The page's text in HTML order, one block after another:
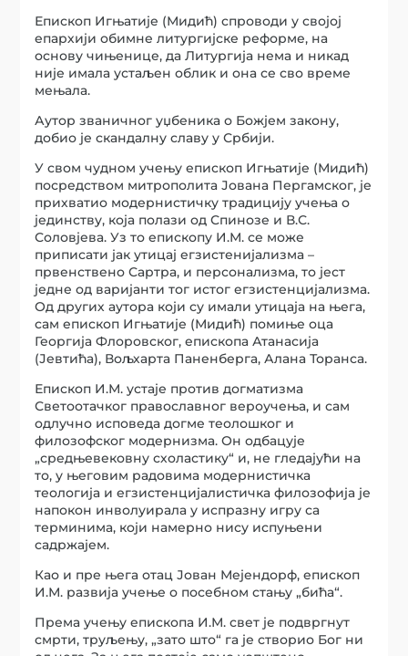
Епископ Игњатије (Мидић) спроводи у својој
епархији обимне литургијске реформе, на
основу чињенице, да Литургија нема и никад
није имала устаљен облик и она се сво време
мењала.
Аутор званичног уџбеника о Божјем закону,
добио је скандалну славу у Србији.
У свом чудном учењу епископ Игњатије (Мидић)
посредством митрополита Јована Пергамског, је
прихватио модернистичку традицију учења о
јединству, која полази од Спинозе и В.С.
Соловјева. Уз то епископу И.М. се може
приписати јак утицај егзистенијализма –
првенствено Сартра, и персонализма, то јест
једне од варијанти тог истог егзистенцијализма.
Од других аутора који су имали утицаја на њега,
сам епископ Игњатије (Мидић) помиње оца
Георгија Флоровског, епископа Атанасија
(Јевтића), Вољхарта Паненберга, Алана Торанса.
Епископ И.М. устаје против догматизма
Светоотачког православног вероучења, и сам
одлучно исповеда догме теолошког и
филозофског модернизма. Он одбацује
„средњевековну схоластику“ и, не гледајући на
то, у његовим радовима модернистичка
теологија и егзистенцијалистичка филозофија је
напокон инволуирала у испразну игру са
терминима, који намерно нису испуњени
садржајем.
Као и пре њега отац Јован Мејендорф, епископ
И.М. развија учење о посебном стању „бића“.
Према учењу епископа И.М. свет је подвргнут
смрти, труљењу, „зато што“ га је створио Бог ни